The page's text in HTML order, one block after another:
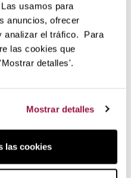
usamos para
anuncios, ofrecer
analizar el tráfico. Para
las cookies que
detalles'.
Mostrar detalles
las cookies
108,01 € 119,00 €
sin stock
Cazo fondue de hierro
fundido Le Creuset